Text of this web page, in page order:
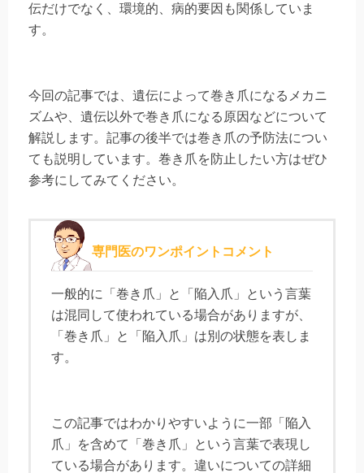
伝だけでなく、環境的、病的要因も関係していま
す。
今回の記事では、遺伝によって巻き爪になるメカニ
ズムや、遺伝以外で巻き爪になる原因などについて
解説します。記事の後半では巻き爪の予防法につい
ても説明しています。巻き爪を防止したい方はぜひ
参考にしてみてください。
専門医のワンポイントコメント
一般的に「巻き爪」と「陥入爪」という言葉
は混同して使われている場合がありますが、
「巻き爪」と「陥入爪」は別の状態を表しま
す。
この記事ではわかりやすいように一部「陥入
爪」を含めて「巻き爪」という言葉で表現し
ている場合があります。違いについての詳細